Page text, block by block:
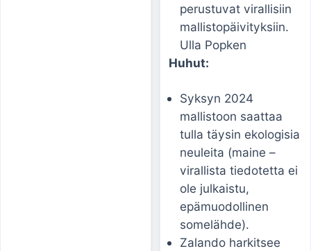
perustuvat virallisiin
mallistopäivityksiin.
Ulla Popken
Huhut:
Syksyn 2024
mallistoon saattaa
tulla täysin ekologisia
neuleita (maine –
virallista tiedotetta ei
ole julkaistu,
epämuodollinen
somelähde).
Zalando harkitsee